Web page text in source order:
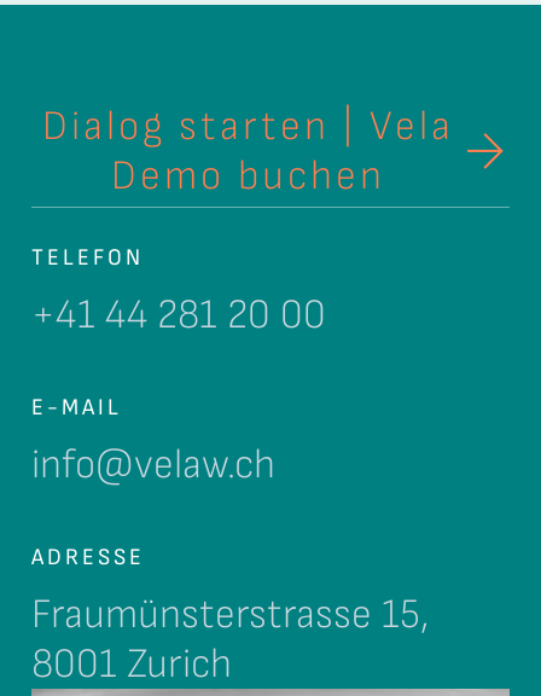
Dialog starten | Vela
Demo buchen
TELEFON
+41 44 281 20 00
E-MAIL
info@velaw.ch
ADRESSE
Fraumünsterstrasse 15,
8001 Zurich